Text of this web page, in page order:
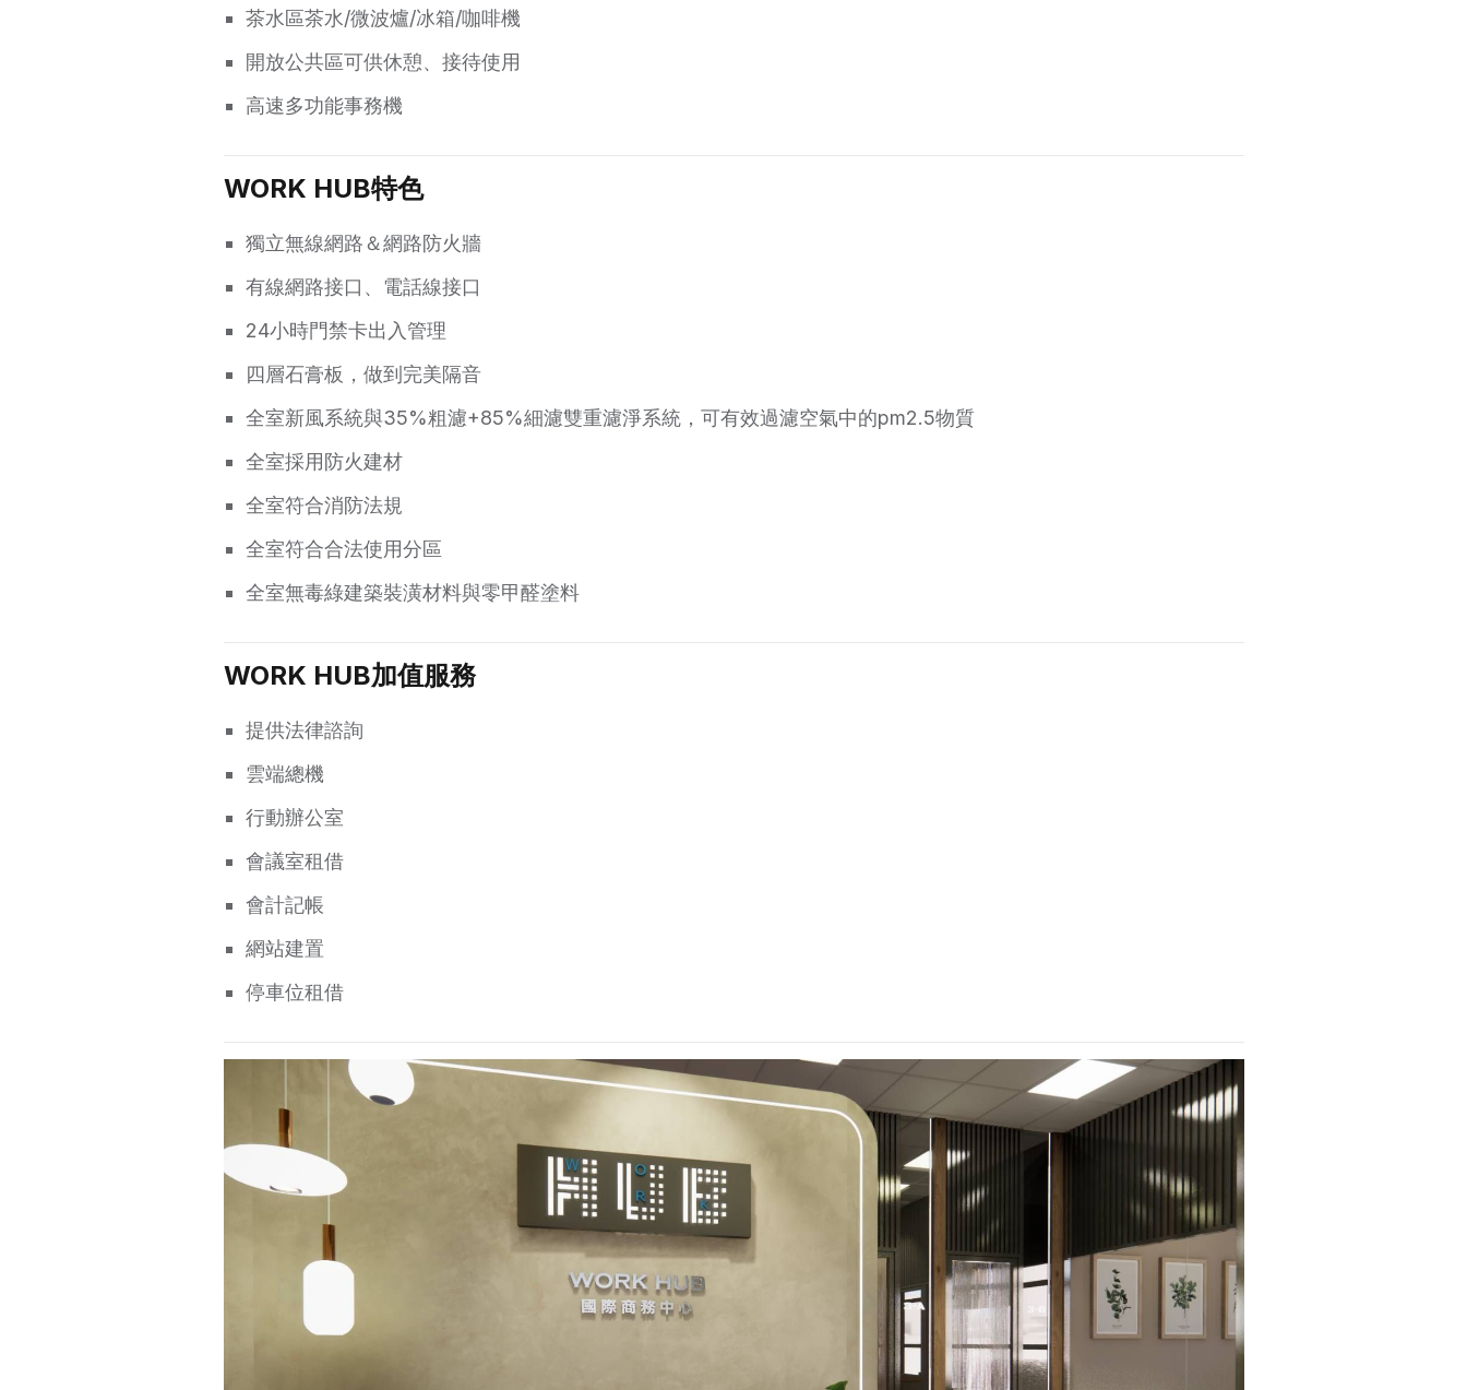
茶水區茶水/微波爐/冰箱/咖啡機
開放公共區可供休憩、接待使用
高速多功能事務機
WORK HUB特色
獨立無線網路＆網路防火牆
有線網路接口、電話線接口
24小時門禁卡出入管理
四層石膏板，做到完美隔音
全室新風系統與35%粗濾+85%細濾雙重濾淨系統，可有效過濾空氣中的pm2.5物質
全室採用防火建材
全室符合消防法規
全室符合合法使用分區
全室無毒綠建築裝潢材料與零甲醛塗料
WORK HUB加值服務
提供法律諮詢
雲端總機
行動辦公室
會議室租借
會計記帳
網站建置
停車位租借